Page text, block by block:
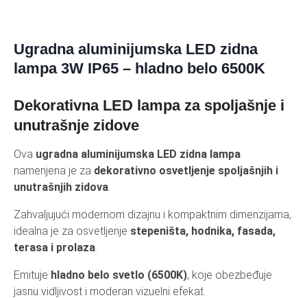
Ugradna aluminijumska LED zidna
lampa 3W IP65 – hladno belo 6500K
Dekorativna LED lampa za spoljašnje i
unutrašnje zidove
Ova ugradna aluminijumska LED zidna lampa
namenjena je za dekorativno osvetljenje spoljašnjih i
unutrašnjih zidova
Zahvaljujući modernom dizajnu i kompaktnim dimenzijama,
idealna je za osvetljenje stepeništa, hodnika, fasada,
terasa i prolaza
Emituje hladno belo svetlo (6500K), koje obezbeđuje
jasnu vidljivost i moderan vizuelni efekat.